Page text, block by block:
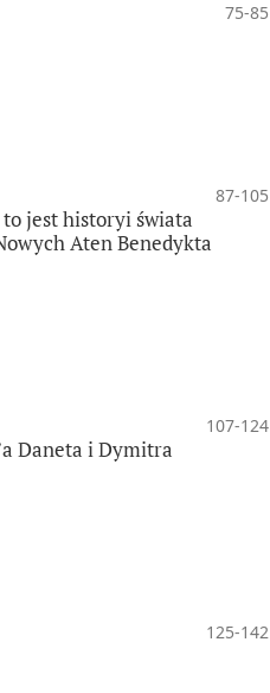
75-85
87-105
jest historyi świata
Aten Benedykta
107-124
Daneta i Dymitra
125-142